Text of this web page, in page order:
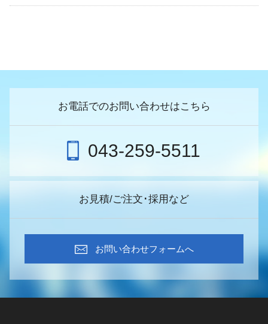
お電話でのお問い合わせはこちら
043-259-5511
お見積/ご注文･採用など
お問い合わせフォームへ